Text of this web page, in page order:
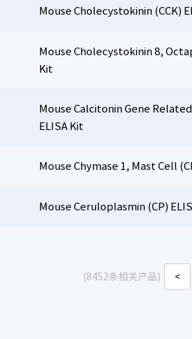
Mouse Cholecystokinin (CCK)
Mouse Cholecystokinin 8,
Kit
Mouse Calcitonin Gene
ELISA Kit
Mouse Chymase 1, Mast Cell
Mouse Ceruloplasmin (CP)
(8452条相关产品) <